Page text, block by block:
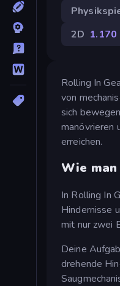
2D 1.170
Rolling In
von
sich
manövrieren
erreichen.
Wie
In Rolling In
Hindernisse
mit nur zwei
Deine
drehende